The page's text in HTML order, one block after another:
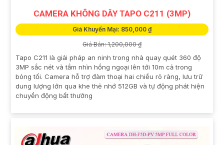
CAMERA KHÔNG DÂY TAPO C211 (3MP)
Giá Khuyến Mại: 850,000 ₫
Giá Bán: 1,200,000 ₫
Tapo C211 là giải pháp an ninh trong nhà quay quét 360 độ
3MP sắc nét và tầm nhìn hồng ngoại lên tới 10m cả trong
bóng tối. Camera hỗ trợ đàm thoại hai chiều rõ ràng, lưu trữ
dung lượng lớn qua khe thẻ nhớ 512GB và tự động phát hiện
chuyển động bất thường